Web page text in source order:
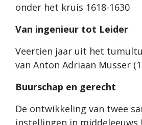
onder het kruis 1618-1630
Van ingenieur tot Leider
Veertien jaar uit het
van Anton Adriaan Musser
Buurschap en gerecht
De ontwikkeling van twee
instellingen in